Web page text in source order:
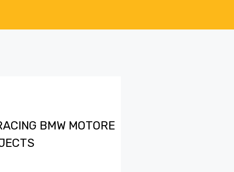
BMW MOTORE